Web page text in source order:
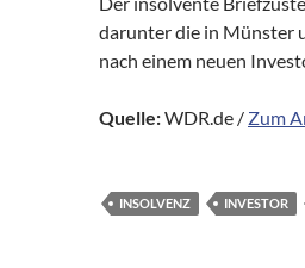
darunter die in Münster
nach einem neuen
Quelle:WDR.de / Zum
INSOLVENZ INVESTOR